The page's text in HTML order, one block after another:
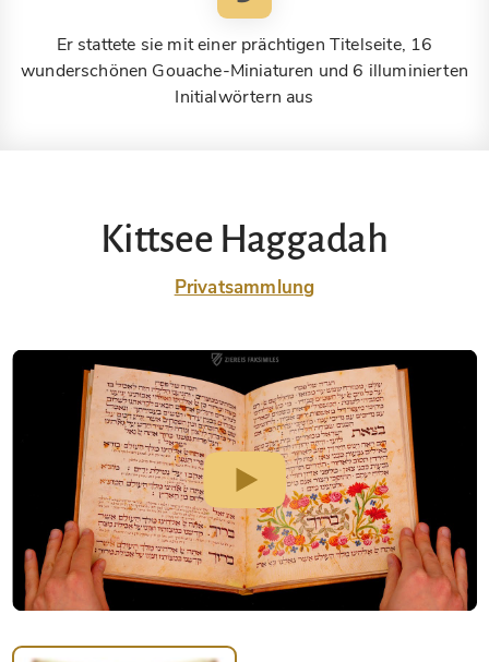
Er stattete sie mit einer prächtigen Titelseite, 16
wunderschönen Gouache-Miniaturen und 6 illuminierten
Initialwörtern aus
Kittsee Haggadah
Privatsammlung